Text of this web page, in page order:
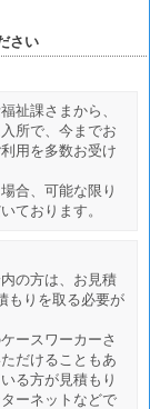
さい
祉課さまから、
所で、今までお
用を多数お受け
合、可能な限り
ております。
の方は、お見積
もりを取る必要が
ースワーカーさ
だけることもあ
る方が見積もり
ーネットなどで